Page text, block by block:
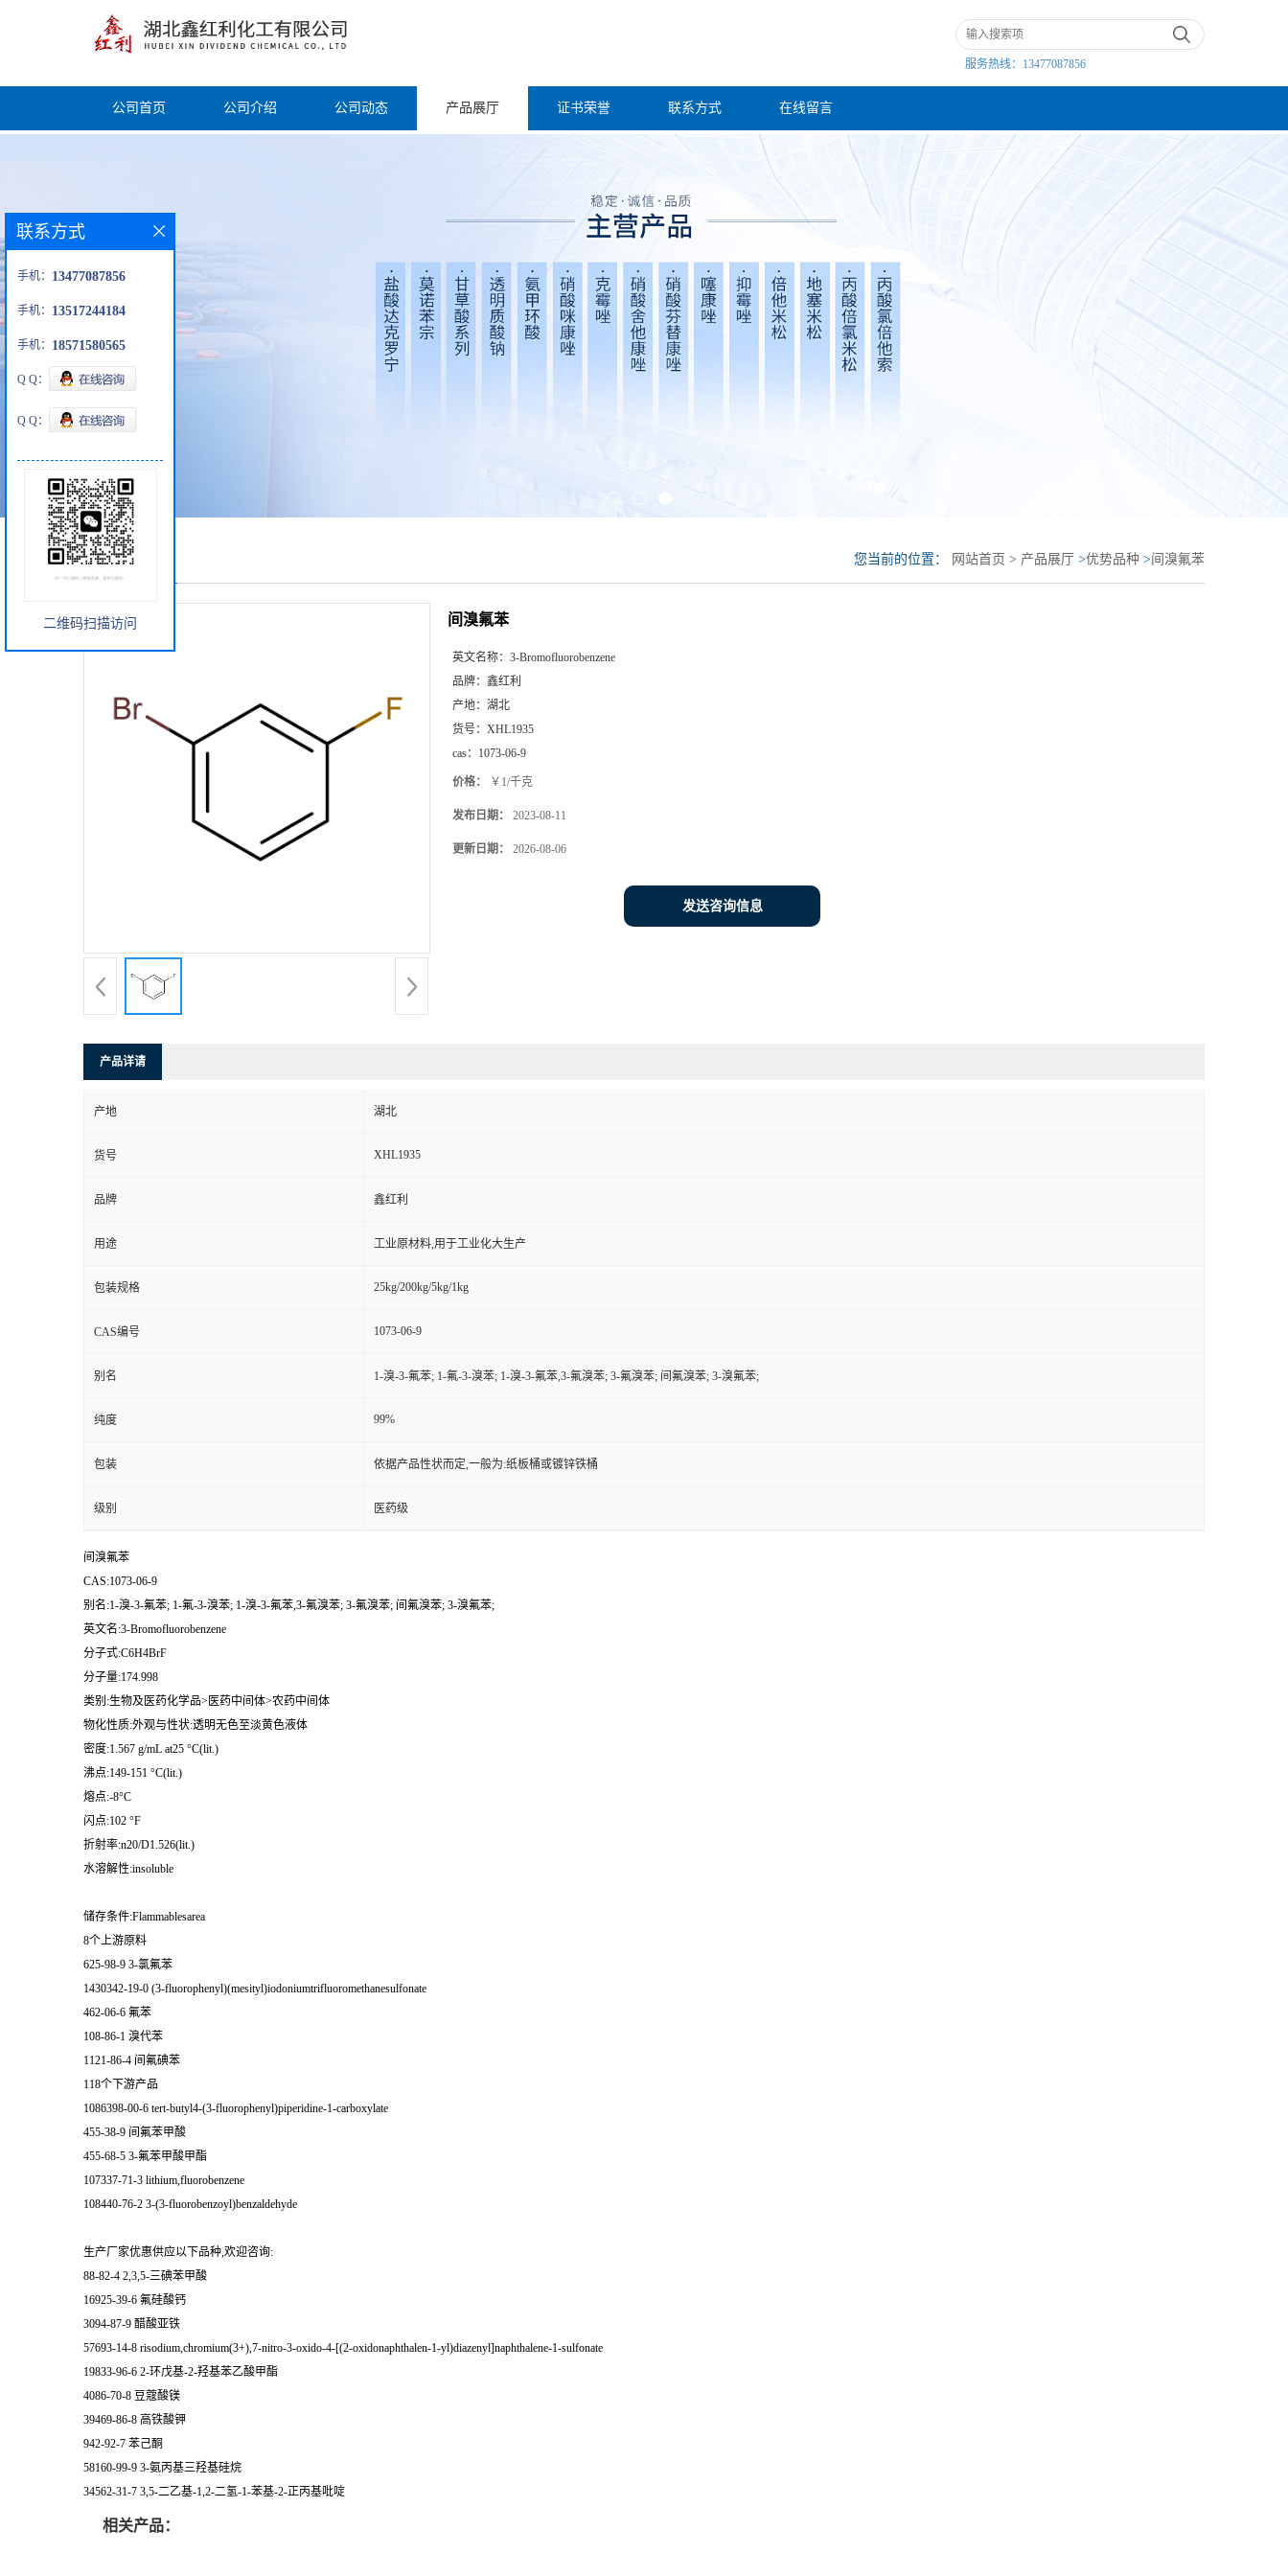
服务热线： 13477087856
公司首页 公司介绍 公司动态 产品展厅 证书荣誉 联系方式 在线留言
产品展厅 您当前的位置： 网站首页 > 产品展厅 >优势品种 >间溴氟苯
间溴氟苯
英文名称： 3-Bromofluorobenzene
品牌： 鑫红利
产地： 湖北
货号： XHL1935
cas： 1073-06-9
价格： ￥1/千克
发布日期： 2023-08-11
更新日期： 2026-08-06
发送咨询信息
产品详请
产地 湖北
货号 XHL1935
品牌 鑫红利
用途 工业原材料,用于工业化大生产
包装规格 25kg/200kg/5kg/1kg
CAS编号 1073-06-9
别名 1-溴-3-氟苯; 1-氟-3-溴苯; 1-溴-3-氟苯,3-氟溴苯; 3-氟溴苯; 间氟溴苯; 3-溴氟苯;
纯度 99%
包装 依据产品性状而定,一般为:纸板桶或镀锌铁桶
级别 医药级
间溴氟苯
CAS:1073-06-9
别名:1-溴-3-氟苯; 1-氟-3-溴苯; 1-溴-3-氟苯,3-氟溴苯; 3-氟溴苯; 间氟溴苯; 3-溴氟苯;
英文名:3-Bromofluorobenzene
分子式:C6H4BrF
分子量:174.998
类别:生物及医药化学品>医药中间体>农药中间体
物化性质:外观与性状:透明无色至淡黄色液体
密度:1.567 g/mL at25 °C(lit.)
沸点:149-151 °C(lit.)
熔点:-8°C
闪点:102 °F
折射率:n20/D1.526(lit.)
水溶解性:insoluble
储存条件:Flammablesarea
8个上游原料
625-98-9 3-氯氟苯
1430342-19-0 (3-fluorophenyl)(mesityl)iodoniumtrifluoromethanesulfonate
462-06-6 氟苯
108-86-1 溴代苯
1121-86-4 间氟碘苯
118个下游产品
1086398-00-6 tert-butyl4-(3-fluorophenyl)piperidine-1-carboxylate
455-38-9 间氟苯甲酸
455-68-5 3-氟苯甲酸甲酯
107337-71-3 lithium,fluorobenzene
108440-76-2 3-(3-fluorobenzoyl)benzaldehyde
生产厂家优惠供应以下品种,欢迎咨询:
88-82-4 2,3,5-三碘苯甲酸
16925-39-6 氟硅酸钙
3094-87-9 醋酸亚铁
57693-14-8 risodium,chromium(3+),7-nitro-3-oxido-4-[(2-oxidonaphthalen-1-yl)diazenyl]naphthalene-1-sulfonate
19833-96-6 2-环戊基-2-羟基苯乙酸甲酯
4086-70-8 豆蔻酸镁
39469-86-8 高铁酸钾
942-92-7 苯己酮
58160-99-9 3-氨丙基三羟基硅烷
34562-31-7 3,5-二乙基-1,2-二氢-1-苯基-2-正丙基吡啶
相关产品：
联系方式
手机： 13477087856
手机： 13517244184
手机： 18571580565
Q Q：
Q Q：
二维码扫描访问